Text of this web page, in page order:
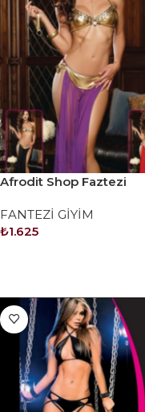
Afrodit Shop Faztezi
FANTEZİ GİYİM
₺1.625